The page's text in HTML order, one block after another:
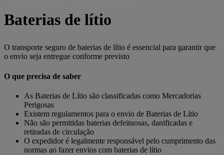
Baterias de lítio
O transporte seguro de baterias de lítio é essencial para garantir que
o envio seja entregue conforme previsto
O que precisa de saber
As Baterias de Lítio são classificadas como Mercadorias
Perigosas
Existem regulamentos para o envio de Baterias de Lítio
Não são permitidas baterias defeituosas, danificadas e
retiradas de circulação
O expedidor é legalmente responsável pelo cumprimento das
normas ao fazer envios com baterias de lítio